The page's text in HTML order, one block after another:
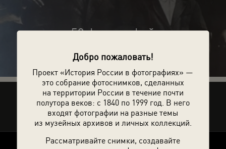
Добро пожаловать!
Проект «История России в фотографиях» —
это собрание фотоснимков, сделанных
на территории России в течение почти
полутора веков: с 1840 по 1999 год. В него
входят фотографии на разные темы
из музейных архивов и личных коллекций.
Рассматривайте снимки, создавайте
50 фотографий
Рассказать друзьям